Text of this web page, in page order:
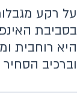
על רקע
בסביבת
היא רוחבית
וברכיב